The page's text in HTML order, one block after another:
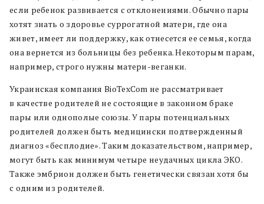
если ребенок развивается с отклонениями. Обычно пары
хотят знать о здоровье суррогатной матери, где она
живет, имеет ли поддержку, как отнесется ее семья, когда
она вернется из больницы без ребенка. Некоторым парам,
например, строго нужны матери-веганки.
Украинская компания BioTexCom не рассматривает
в качестве родителей не состоящие в законном браке
пары или однополые союзы. У пары потенциальных
родителей должен быть медицински подтвержденный
диагноз «бесплодие». Таким доказательством, например,
могут быть как минимум четыре неудачных цикла ЭКО.
Также эмбрион должен быть генетически связан хотя бы
с одним из родителей.